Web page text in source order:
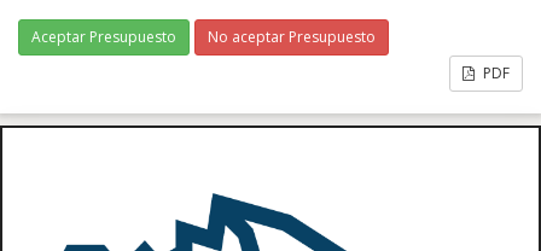
Aceptar Presupuesto
No aceptar Presupuesto
PDF